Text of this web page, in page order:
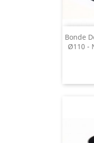
Bonde
Ø110 -